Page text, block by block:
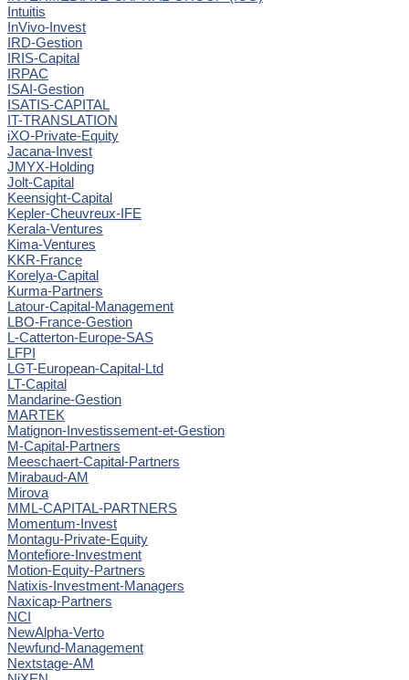
Intuitis
InVivo-Invest
IRD-Gestion
IRIS-Capital
IRPAC
ISAI-Gestion
ISATIS-CAPITAL
IT-TRANSLATION
iXO-Private-Equity
Jacana-Invest
JMYX-Holding
Jolt-Capital
Keensight-Capital
Kepler-Cheuvreux-IFE
Kerala-Ventures
Kima-Ventures
KKR-France
Korelya-Capital
Kurma-Partners
Latour-Capital-Management
LBO-France-Gestion
L-Catterton-Europe-SAS
LFPI
LGT-European-Capital-Ltd
LT-Capital
Mandarine-Gestion
MARTEK
Matignon-Investissement-et-Gestion
M-Capital-Partners
Meeschaert-Capital-Partners
Mirabaud-AM
Mirova
MML-CAPITAL-PARTNERS
Momentum-Invest
Montagu-Private-Equity
Montefiore-Investment
Motion-Equity-Partners
Natixis-Investment-Managers
Naxicap-Partners
NCI
NewAlpha-Verto
Newfund-Management
Nextstage-AM